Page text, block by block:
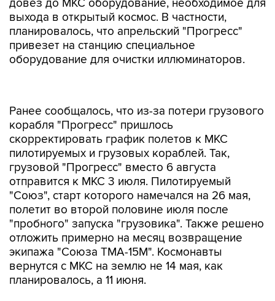
довез до МКС оборудование, необходимое для
выхода в открытый космос. В частности,
планировалось, что апрельский "Прогресс"
привезет на станцию специальное
оборудование для очистки иллюминаторов.
скорректировать график полетов к МКС
пилотируемых и грузовых кораблей. Так,
грузовой "Прогресс" вместо 6 августа
отправится к МКС 3 июля. Пилотируемый
"Союз", старт которого намечался на 26 мая,
полетит во второй половине июля после
"пробного" запуска "грузовика". Также решено
отложить примерно на месяц возвращение
экипажа "Союза ТМА-15М". Космонавты
вернутся с МКС на землю не 14 мая, как
планировалось, а 11 июня.
Грузовой аппарат "Прогресс М-27М" стартовал